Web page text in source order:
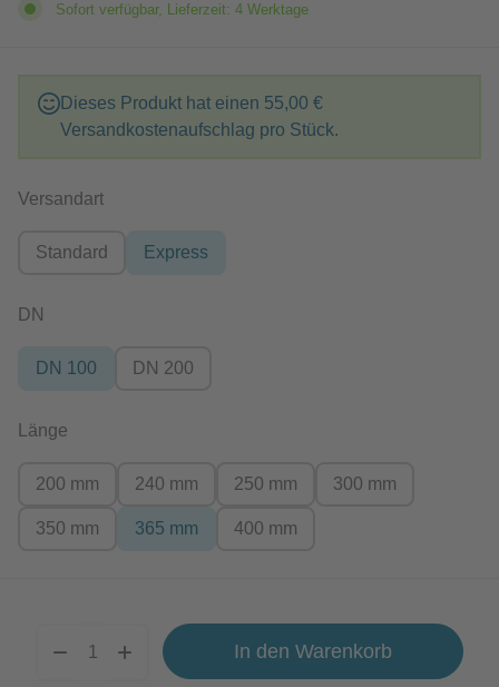
Sofort verfügbar, Lieferzeit: 4 Werktage
Dieses Produkt hat einen 55,00 €
Versandkostenaufschlag pro Stück.
Versandartauswählen
Standard Express
DN
DN 100 DN 200
Länge
200 mm 240 mm 250 mm 300 mm
350 mm 365 mm 400 mm
In den Warenkorb